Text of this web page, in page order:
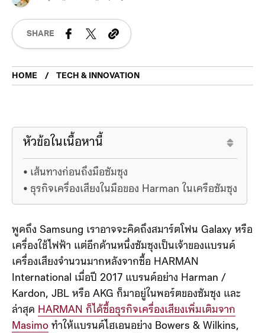
SHARE
HOME TECH & INNOVATION
หัวข้อในเนื้อหานี้
เส้นทางก่อนถึงมือซัมซุง
ธุรกิจเครื่องเสียงในมือของ Harman ในเครือซัมซุง
พูดถึง Samsung เราอาจจะคิดถึงสมาร์ตโฟน Galaxy หรือ
เครื่องใช้ไฟฟ้า แต่อีกด้านหนึ่งซัมซุงเป็นเจ้าของแบรนด์
เครื่องเสียงจำนวนมากหลังจากซื้อ HARMAN
International เมื่อปี 2017 แบรนด์อย่าง Harman /
Kardon, JBL หรือ AKG ก็มาอยู่ในพอร์ตของซัมซุง และ
ล่าสุด HARMAN ก็ได้ซื้อธุรกิจเครื่องเสียงเพิ่มเติมจาก
Masimo ทำให้แบรนด์ไฮเอนอย่าง Bowers & Wilkins,